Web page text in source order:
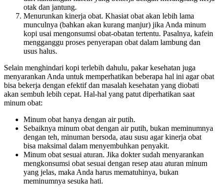
otak dan jantung.
Menurunkan kinerja obat. Khasiat obat akan lebih lama
munculnya (bahkan akan kurang manjur) jika Anda minum
kopi usai mengonsumsi obat-obatan tertentu. Pasalnya, kafein
mengganggu proses penyerapan obat dalam lambung dan
usus halus.
Selain menghindari kopi terlebih dahulu, pakar kesehatan juga
menyarankan Anda untuk memperhatikan beberapa hal ini agar obat
bisa bekerja dengan efektif dan masalah kesehatan yang diobati
akan sembuh lebih cepat. Hal-hal yang patut diperhatikan saat
minum obat:
Minum obat hanya dengan air putih.
Sebaiknya minum obat dengan air putih, bukan meminumnya
dengan teh, minuman bersoda, atau susu agar kinerja obat
bisa maksimal dalam menyembuhkan penyakit.
Minum obat sesuai aturan. Jika dokter sudah menyarankan
mengkonsumsi obat sesuai dengan resep atau aturan minum
yang jelas, maka Anda harus mematuhinya, bukan
meminumnya sesuka hati.